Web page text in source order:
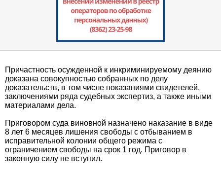
Причастность осужденной к инкриминируемому деянию
доказана совокупностью собранных по делу
доказательств, в том числе показаниями свидетелей,
заключениями ряда судебных экспертиз, а также иными
материалами дела.
Приговором суда виновной назначено наказание в виде
8 лет 6 месяцев лишения свободы с отбыванием в
исправительной колонии общего режима с
ограничением свободы на срок 1 год. Приговор в
законную силу не вступил.